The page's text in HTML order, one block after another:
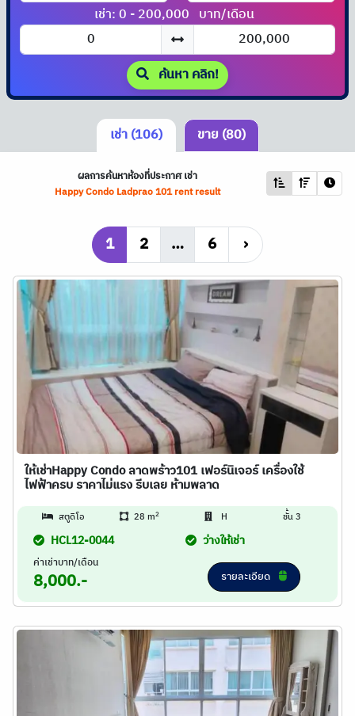
เช่า: 0 - 200,000 บาท/เดือน
ค้นหา คลิก!
เช่า (106) ขาย (80)
ผลการค้นหาห้องที่ประกาศ เช่า
Happy Condo Ladprao 101 rent result
1 2 … 6 ›
ให้เช่าHappy Condo ลาดพร้าว101 เฟอร์นิเจอร์ เครื่องใช้
ไฟฟ้าครบ ราคาไม่แรง รีบเลย ห้ามพลาด
สตูดิโอ 28 m2 H ชั้น 3
HCL12-0044 ว่างให้เช่า
ค่าเช่าบาท/เดือน
8,000.- รายละเอียด